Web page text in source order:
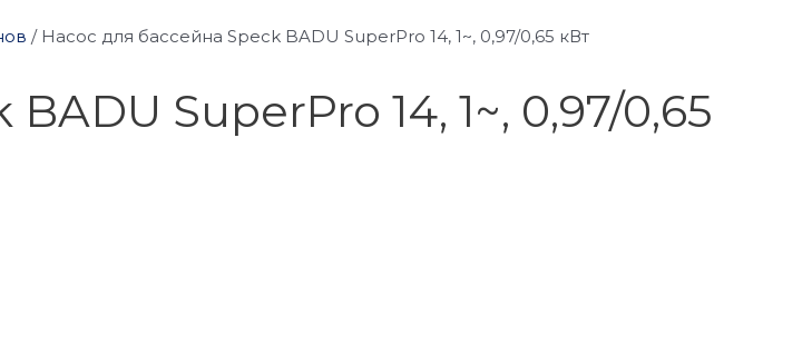
/ Насос для бассейна Speck BADU SuperPro 14, 1~, 0,97/0,65 кВт
SuperPro 14, 1~, 0,97/0,65